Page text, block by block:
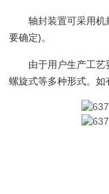
轴封装置可采用
要确定)。
由于用户生产工艺
螺旋式等多种形式。如